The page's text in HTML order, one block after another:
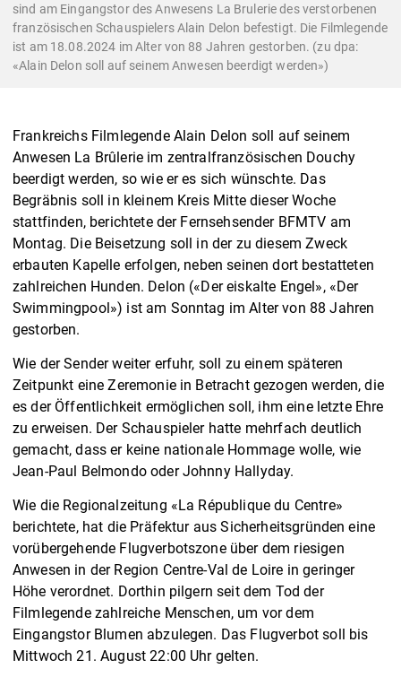
sind am Eingangstor des Anwesens La Brulerie des verstorbenen
französischen Schauspielers Alain Delon befestigt. Die Filmlegende
ist am 18.08.2024 im Alter von 88 Jahren gestorben. (zu dpa:
«Alain Delon soll auf seinem Anwesen beerdigt werden»)
Frankreichs Filmlegende Alain Delon soll auf seinem
Anwesen La Brûlerie im zentralfranzösischen Douchy
beerdigt werden, so wie er es sich wünschte. Das
Begräbnis soll in kleinem Kreis Mitte dieser Woche
stattfinden, berichtete der Fernsehsender BFMTV am
Montag. Die Beisetzung soll in der zu diesem Zweck
erbauten Kapelle erfolgen, neben seinen dort bestatteten
zahlreichen Hunden. Delon («Der eiskalte Engel», «Der
Swimmingpool») ist am Sonntag im Alter von 88 Jahren
gestorben.
Wie der Sender weiter erfuhr, soll zu einem späteren
Zeitpunkt eine Zeremonie in Betracht gezogen werden, die
es der Öffentlichkeit ermöglichen soll, ihm eine letzte Ehre
zu erweisen. Der Schauspieler hatte mehrfach deutlich
gemacht, dass er keine nationale Hommage wolle, wie
Jean-Paul Belmondo oder Johnny Hallyday.
Wie die Regionalzeitung «La République du Centre»
berichtete, hat die Präfektur aus Sicherheitsgründen eine
vorübergehende Flugverbotszone über dem riesigen
Anwesen in der Region Centre-Val de Loire in geringer
Höhe verordnet. Dorthin pilgern seit dem Tod der
Filmlegende zahlreiche Menschen, um vor dem
Eingangstor Blumen abzulegen. Das Flugverbot soll bis
Mittwoch 21. August 22:00 Uhr gelten.